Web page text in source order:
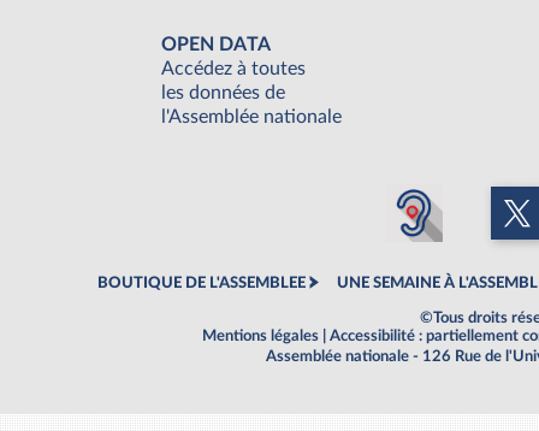
OPEN DATA
Accédez à toutes
les données de
l'Assemblée nationale
BOUTIQUE DE L'ASSEMBLEE UNE SEMAINE À
©Tous droits
Mentions légales
Accessibilité : partiellement
Assemblée nationale - 126 Rue de